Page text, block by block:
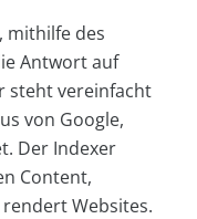
mithilfe des
Antwort auf
steht vereinfacht
von Google,
Der Indexer
Content,
Websites.